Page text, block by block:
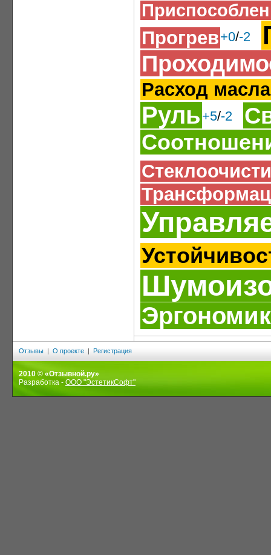
Прогрев+0/-2
Расход масла
Руль +5/-2
Отзывы | О проекте | Регистрация
2010 © «Отзывной.ру»
Разработка - ООО "ЭстетикСофт"